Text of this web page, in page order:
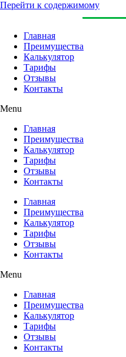
Перейти к содержимому
Главная
Преимущества
Калькулятор
Тарифы
Отзывы
Контакты
Menu
Главная
Преимущества
Калькулятор
Тарифы
Отзывы
Контакты
Главная
Преимущества
Калькулятор
Тарифы
Отзывы
Контакты
Menu
Главная
Преимущества
Калькулятор
Тарифы
Отзывы
Контакты